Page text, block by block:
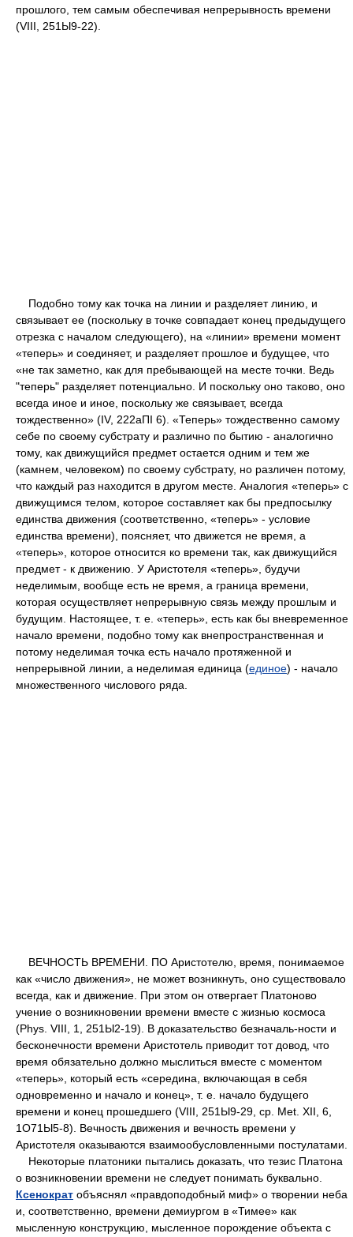
прошлого, тем самым обеспечивая непрерывность времени
(VIII, 251Ы9-22).
Подобно тому как точка на линии и разделяет линию, и
связывает ее (поскольку в точке совпадает конец предыдущего
отрезка с началом следующего), на «линии» времени момент
«теперь» и соединяет, и разделяет прошлое и будущее, что
«не так заметно, как для пребывающей на месте точки. Ведь
"теперь" разделяет потенциально. И поскольку оно таково, оно
всегда иное и иное, поскольку же связывает, всегда
тождественно» (IV, 222аΠΙ 6). «Теперь» тождественно самому
себе по своему субстрату и различно по бытию - аналогично
тому, как движущийся предмет остается одним и тем же
(камнем, человеком) по своему субстрату, но различен потому,
что каждый раз находится в другом месте. Аналогия «теперь» с
движущимся телом, которое составляет как бы предпосылку
единства движения (соответственно, «теперь» - условие
единства времени), поясняет, что движется не время, а
«теперь», которое относится ко времени так, как движущийся
предмет - к движению. У Аристотеля «теперь», будучи
неделимым, вообще есть не время, а граница времени,
которая осуществляет непрерывную связь между прошлым и
будущим. Настоящее, т. е. «теперь», есть как бы вневременное
начало времени, подобно тому как внепространственная и
потому неделимая точка есть начало протяженной и
непрерывной линии, а неделимая единица (единое) - начало
множественного числового ряда.
ВЕЧНОСТЬ ВРЕМЕНИ. ПО Аристотелю, время, понимаемое
как «число движения», не может возникнуть, оно существовало
всегда, как и движение. При этом он отвергает Платоново
учение о возникновении времени вместе с жизнью космоса
(Phys. VIII, 1, 251Ы2-19). В доказательство безначаль-ности и
бесконечности времени Аристотель приводит тот довод, что
время обязательно должно мыслиться вместе с моментом
«теперь», который есть «середина, включающая в себя
одновременно и начало и конец», т. е. начало будущего
времени и конец прошедшего (VIII, 251Ы9-29, ср. Met. XII, 6,
1О71Ы5-8). Вечность движения и вечность времени у
Аристотеля оказываются взаимообусловленными постулатами.
Некоторые платоники пытались доказать, что тезис Платона
о возникновении времени не следует понимать буквально.
Ксенократ объяснял «правдоподобный миф» о творении неба
и, соответственно, времени демиургом в «Тимее» как
мысленную конструкцию, мысленное порождение объекта с